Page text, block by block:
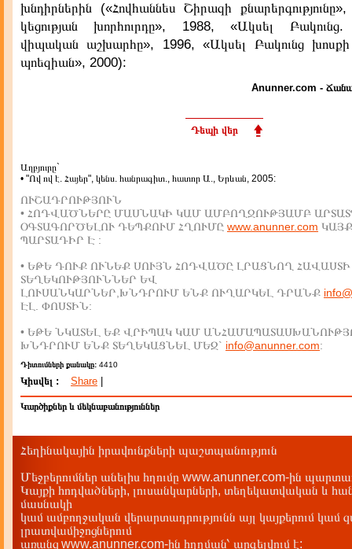
խնդիրներին («Հովհաննես Շիրազի
կեցության խորհուրդը», 1988, «Ակսել
վիպական աշխարհը», 1996, «Ակսել Բակունց խոսքի
պոեզիան», 2000):
Anunner.com -
Դեպի վեր
Աղբյուրը`
• "Ով ով է. Հայեր", կենս. հանրագիտ., հատոր Ա., Երևան, 2005:
ՈՒՇԱԴՐՈՒԹՅՈՒՆ
• ՀՈԴՎԱԾՆԵՐԸ ՄԱՍՆԱԿԻ ԿԱՄ ԱՄԲՈՂՋՈՒԹՅԱՄԲ
ՕԳՏԱԳՈՐԾԵԼՈՒ ԴԵՊՔՈՒՄ ՀՂՈՒՄԸ www.anunner.com
ՊԱՐՏԱԴԻՐ Է :
• ԵԹԵ ԴՈՒՔ ՈՒՆԵՔ ՍՈՒՅՆ ՀՈԴՎԱԾԸ ԼՐԱՑՆՈՂ ՀԱՎԱՍՏԻ
ՏԵՂԵԿՈՒԹՅՈՒՆՆԵՐ ԵՎ
ԼՈՒՍԱՆԿԱՐՆԵՐ,ԽՆԴՐՈՒՄ ԵՆՔ ՈՒՂԱՐԿԵԼ ԴՐԱՆՔ
ԷԼ. ՓՈՍՏԻՆ:
• ԵԹԵ ՆԿԱՏԵԼ ԵՔ ՎՐԻՊԱԿ ԿԱՄ
ԽՆԴՐՈՒՄ ԵՆՔ ՏԵՂԵԿԱՑՆԵԼ ՄԵԶ` info@anunner.com:
Դիտումների քանակը: 4410
Կիսվել : Share
Կարծիքներ և մեկնաբանություններ
Հեղինակային իրավունքների պաշտպանություն
Մեջբերումներ անելիս հղումը www.anunner.com-ին
Կայքի հոդվածների, լուսանկարների, տեղեկատվական և
մասնակի
կամ ամբողջական վերարտադրությունն այլ կայքերում կամ
լրատվամիջոցներում
առանց www.anunner.com-ին հղղման՝ արգելվում է: